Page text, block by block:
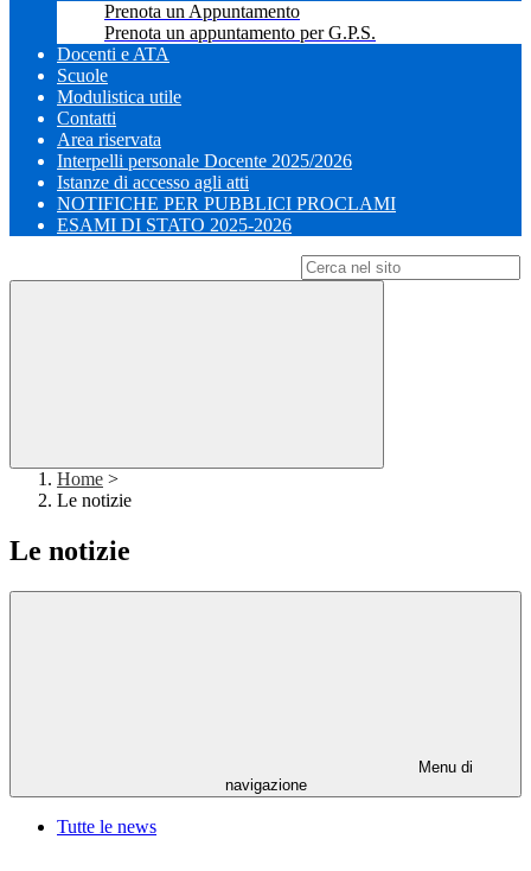
Prenota un Appuntamento
Prenota un appuntamento per G.P.S.
Docenti e ATA
Scuole
Modulistica utile
Contatti
Area riservata
Interpelli personale Docente 2025/2026
Istanze di accesso agli atti
NOTIFICHE PER PUBBLICI PROCLAMI
ESAMI DI STATO 2025-2026
Home >
Le notizie
Le notizie
Menu di
navigazione
Tutte le news